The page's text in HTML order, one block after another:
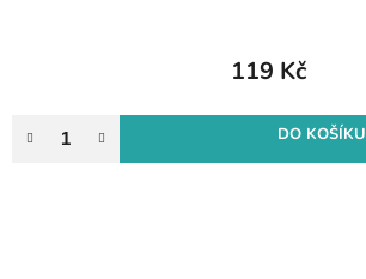
119 Kč
DO KOŠÍKU